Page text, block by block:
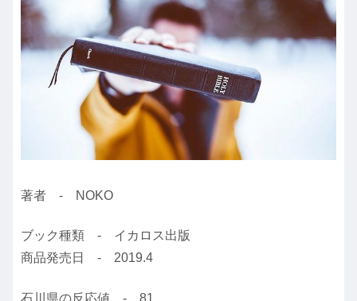
著者 - NOKO
ブック種類 - イカロス出版
商品発売日 - 2019.4
石川県の反応値 - 81